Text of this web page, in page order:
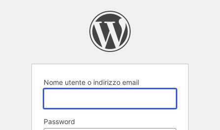
Nome utente o indirizzo email
Password